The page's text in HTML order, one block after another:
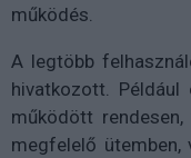
működés.
A legtöbb
hivatkozott.
működött
megfelelő ütemben,